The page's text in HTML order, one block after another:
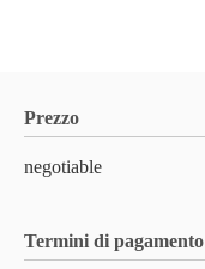
Prezzo
negotiable
Termini di pagamento